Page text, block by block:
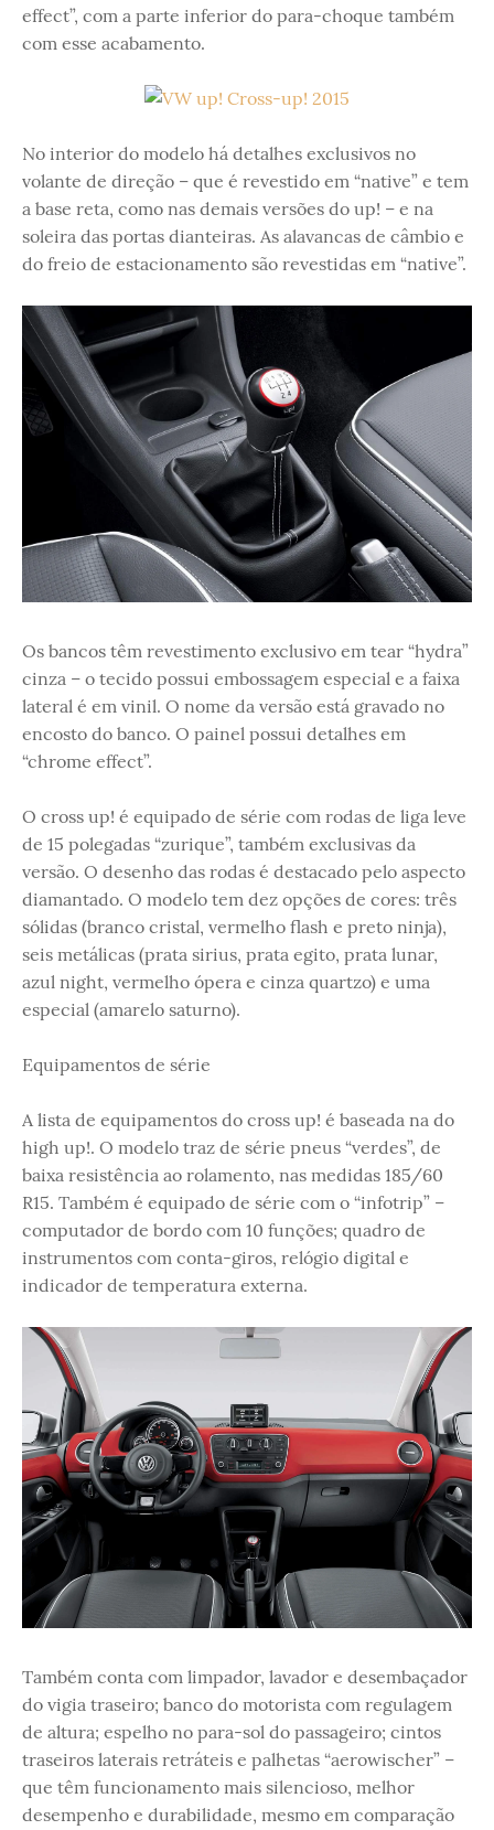
effect”, com a parte inferior do para-choque também
com esse acabamento.
No interior do modelo há detalhes exclusivos no
volante de direção – que é revestido em “native” e tem
a base reta, como nas demais versões do up! – e na
soleira das portas dianteiras. As alavancas de câmbio e
do freio de estacionamento são revestidas em “native”.
Os bancos têm revestimento exclusivo em tear “hydra”
cinza – o tecido possui embossagem especial e a faixa
lateral é em vinil. O nome da versão está gravado no
encosto do banco. O painel possui detalhes em
“chrome effect”.
O cross up! é equipado de série com rodas de liga leve
de 15 polegadas “zurique”, também exclusivas da
versão. O desenho das rodas é destacado pelo aspecto
diamantado. O modelo tem dez opções de cores: três
sólidas (branco cristal, vermelho flash e preto ninja),
seis metálicas (prata sirius, prata egito, prata lunar,
azul night, vermelho ópera e cinza quartzo) e uma
especial (amarelo saturno).
Equipamentos de série
A lista de equipamentos do cross up! é baseada na do
high up!. O modelo traz de série pneus “verdes”, de
baixa resistência ao rolamento, nas medidas 185/60
R15. Também é equipado de série com o “infotrip” –
computador de bordo com 10 funções; quadro de
instrumentos com conta-giros, relógio digital e
indicador de temperatura externa.
Também conta com limpador, lavador e desembaçador
do vigia traseiro; banco do motorista com regulagem
de altura; espelho no para-sol do passageiro; cintos
traseiros laterais retráteis e palhetas “aerowischer” –
que têm funcionamento mais silencioso, melhor
desempenho e durabilidade, mesmo em comparação